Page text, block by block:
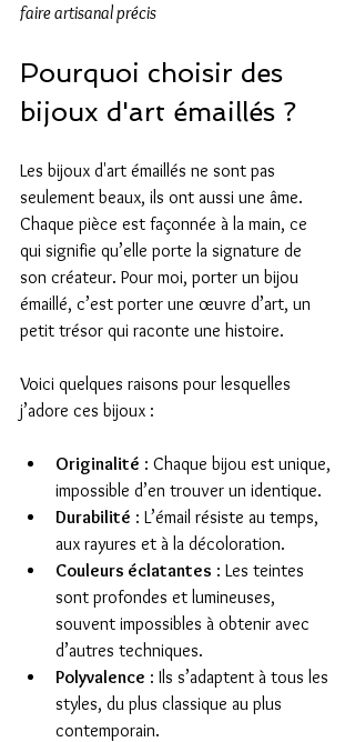
faire artisanal précis
Pourquoi choisir des
bijoux d'art émaillés ?
Les bijoux d'art émaillés ne sont pas
seulement beaux, ils ont aussi une âme.
Chaque pièce est façonnée à la main, ce
qui signifie qu’elle porte la signature de
son créateur. Pour moi, porter un bijou
émaillé, c’est porter une œuvre d’art, un
petit trésor qui raconte une histoire.
Voici quelques raisons pour lesquelles
j’adore ces bijoux :
Originalité : Chaque bijou est unique,
impossible d’en trouver un identique.
Durabilité : L’émail résiste au temps,
aux rayures et à la décoloration.
Couleurs éclatantes : Les teintes
sont profondes et lumineuses,
souvent impossibles à obtenir avec
d’autres techniques.
Polyvalence : Ils s’adaptent à tous les
styles, du plus classique au plus
contemporain.